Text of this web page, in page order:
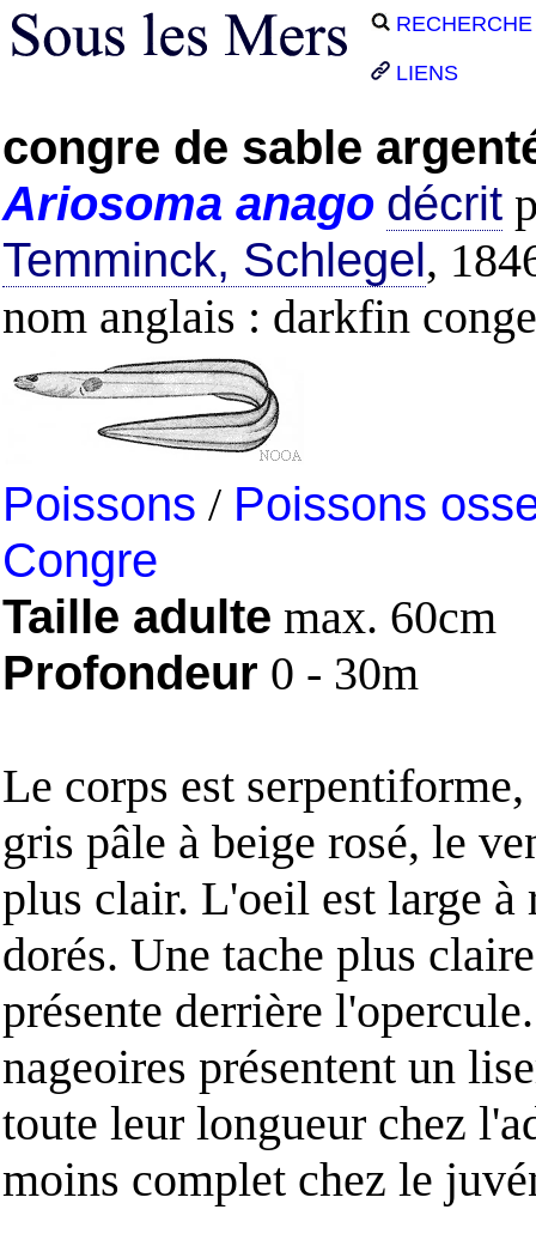
RECHERCHE
LIENS
congre de sable
Ariosoma anago décrit
Temminck, Schlegel,
nom anglais : darkfin
Poissons / Poissons
Congre
Taille adulte max. 60cm
Profondeur 0 - 30m
Le corps est
gris pâle à beige rosé, le
plus clair. L'oeil est large à
dorés. Une tache plus
présente derrière
nageoires présentent un
toute leur longueur chez
moins complet chez le